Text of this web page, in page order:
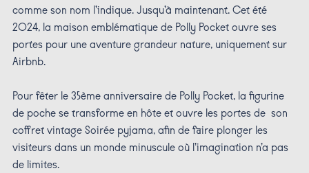
comme son nom l’indique. Jusqu’à maintenant. Cet été
2024, la maison emblématique de Polly Pocket ouvre ses
portes pour une aventure grandeur nature, uniquement sur
Airbnb.
Pour fêter le 35ème anniversaire de Polly Pocket, la figurine
de poche se transforme en hôte et ouvre les portes de son
coffret vintage Soirée pyjama, afin de faire plonger les
visiteurs dans un monde minuscule où l’imagination n’a pas
de limites.